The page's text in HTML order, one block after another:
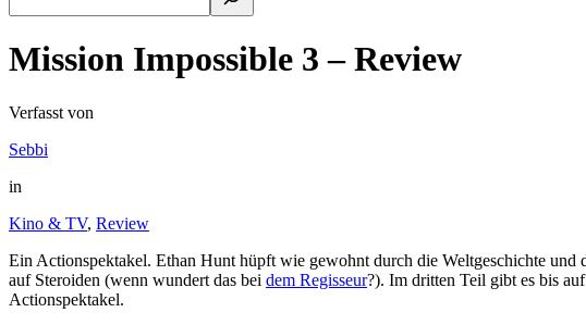
Mission Impossible 3 – Review
Verfasst von
Sebbi
in
Kino & TV, Review
Ein Actionspektakel. Ethan Hunt hüpft wie gewohnt durch die Weltgeschichte
auf Steroiden (wenn wundert das bei dem Regisseur?). Im dritten Teil gibt es bis
Actionspektakel.